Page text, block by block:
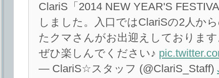
ClariS「2014 NEW YEAR'S
しました。入口ではClariSの2人か
たクマさんがお出迎えしておりま
ぜひ楽しんでください♪
— ClariS☆スタッフ (@ClariS_Staff)